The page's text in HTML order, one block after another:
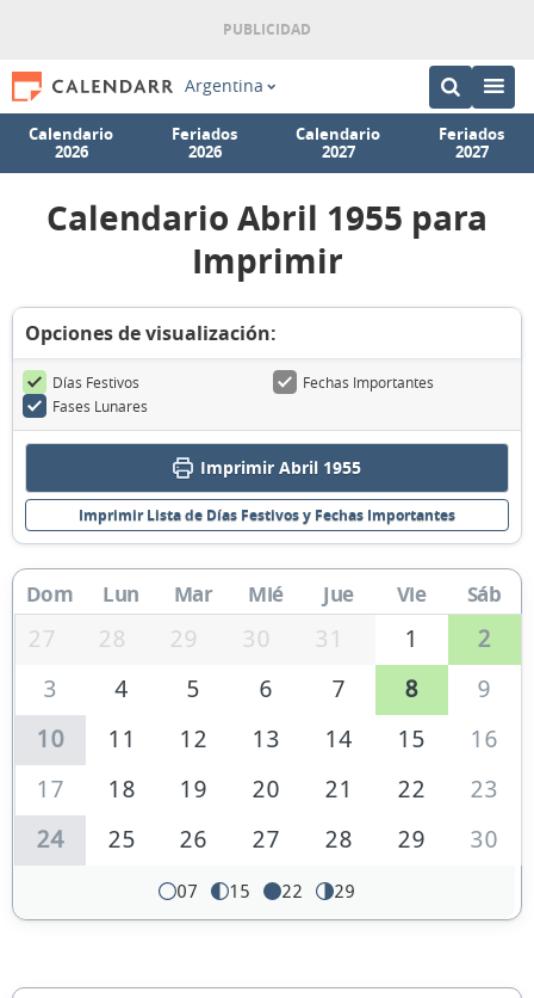
Argentina
Calendario
2026
Feriados
2026
Calendario
2027
Feriados
2027
Calendario Abril 1955 para
Imprimir
Opciones de visualización:
Días Festivos
Fechas Importantes
Fases Lunares
Imprimir Abril 1955
Imprimir Lista de Días Festivos y Fechas Importantes
Dom Lun Mar Mié Jue Vie Sáb
27 28 29 30 31 1
2
3
4 5 6 7 8
9
10
11 12 13 14 15
16
17
18 19 20 21 22
23
24
25 26 27 28 29 30
07 15 22 29